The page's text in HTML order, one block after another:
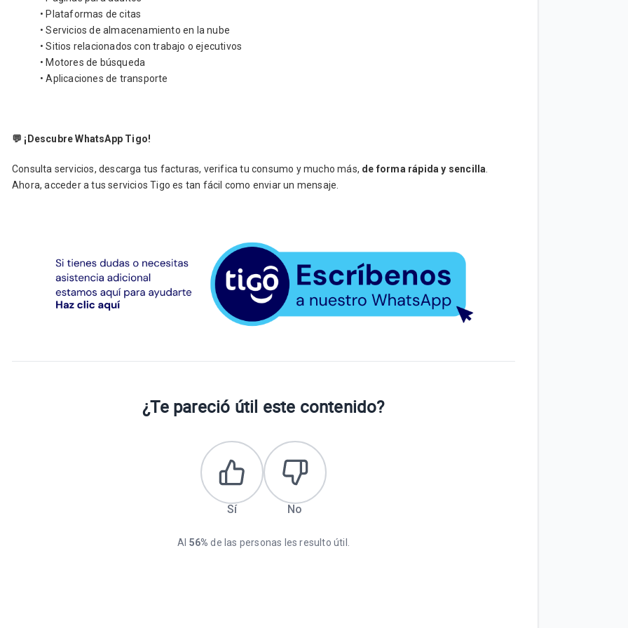
• Plataformas de citas
• Servicios de almacenamiento en la nube
• Sitios relacionados con trabajo o ejecutivos
• Motores de búsqueda
• Aplicaciones de transporte
💬 ¡Descubre WhatsApp Tigo!
Consulta servicios, descarga tus facturas, verifica tu consumo y mucho más, de forma rápida y sencilla
Ahora, acceder a tus servicios Tigo es tan fácil como enviar un mensaje.
¿Te pareció útil este contenido?
Sí No
Al 56% de las personas les resulto útil.